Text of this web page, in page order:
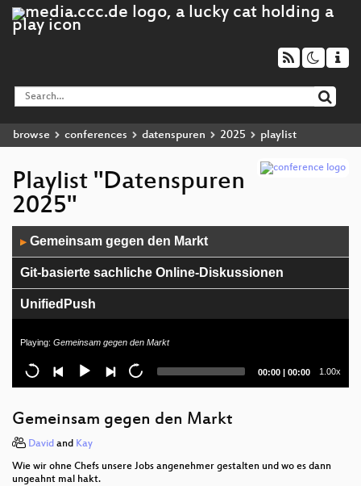
browse conferences datenspuren 2025 playlist
Playlist "Datenspuren
2025"
Player
▶ Gemeinsam gegen den Markt
Git-basierte sachliche Online-Diskussionen
UnifiedPush
Licht an gegen die „Going Dark“
Überwachungsagenda
GNU Taler: beyond digital money
Emanzipiertes (Social) Web - nicht nur für Menschen
mit Sysadmin-Rechten
Playing: Gemeinsam gegen den Markt
Current
00:00 | Total
00:00 1.00x
Gemeinsam gegen den Markt
David and Kay
Wie wir ohne Chefs unsere Jobs angenehmer gestalten und wo es dann
ungeahnt mal hakt.